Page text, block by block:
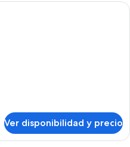
Una cama bien hecha con dos
Ver disponibilidad y precio